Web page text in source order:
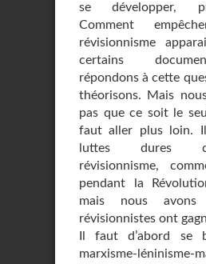
se développer,
Comment
révisionnisme
certains
répondons à cette
théorisons. Mais
pas que ce soit le
faut aller plus loin.
luttes dures
révisionnisme,
pendant la
mais nous
révisionnistes ont
Il faut d’abord se
marxisme-léninisme-